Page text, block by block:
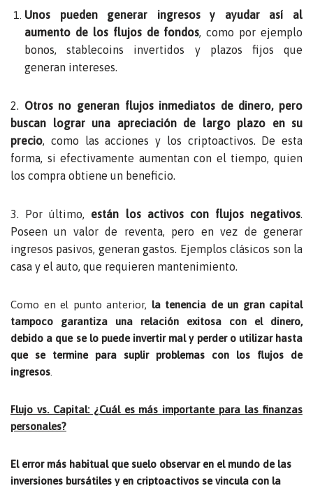
Unos pueden generar ingresos y ayudar así al
aumento de los flujos de fondos, como por ejemplo
bonos,stablecoins invertidos y plazos fijos que
generan intereses.
2. Otros no generan flujos inmediatos de dinero, pero
buscan lograr una apreciación de largo plazo en su
precio, como las acciones y los criptoactivos. De esta
forma, si efectivamente aumentan con el tiempo, quien
los compra obtiene un beneficio.
3. Por último, están los activos con flujos negativos.
Poseen un valor de reventa, pero en vez de generar
ingresos pasivos, generan gastos. Ejemplosclásicos son la
casa y el auto, que requieren mantenimiento.
Como en el punto anterior, la tenencia de un gran capital
tampoco garantiza una relación exitosa con el dinero,
debido a que se lo puede invertir mal y perder o utilizar hasta
que se termine para suplir problemas con los flujos de
ingresos
Flujo vs. Capital: ¿Cuál es más importante para las finanzas
personales?
El error más habitual que suelo observar en el mundo de las
inversiones bursátiles y en criptoactivos se vincula con la